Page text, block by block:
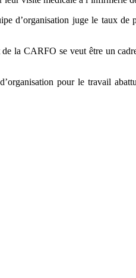
d’organisation juge le taux de
la CARFO se veut être un
pour le travail